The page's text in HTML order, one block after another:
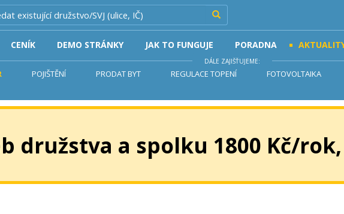
Hledat
CENÍK(CURRENT)DEMO STRÁNKY JAK TO FUNGUJE PORADNA
POJIŠTĚNÍ PRODAT BYT REGULACE TOPENÍ FOTOVOLTAIKA
DÁLE ZAJIŠŤUJEME:
družstva a spolku 1800 Kč/rok,